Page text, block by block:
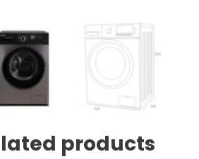
products